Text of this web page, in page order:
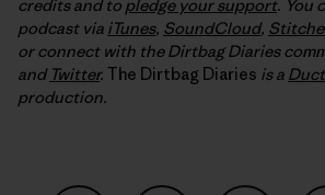
credits and to pledge your support. You
podcast via iTunes, SoundCloud,
or connect with the Dirtbag Diaries
and Twitter. The Dirtbag Diaries is a
production.